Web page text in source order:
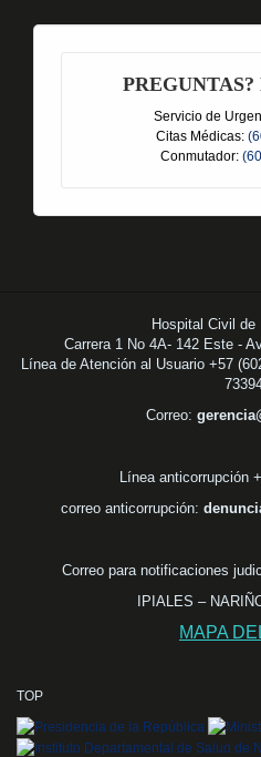
Servicio de
Citas Médicas:
Conmutador:
Hospital Civil
Carrera 1 No 4A- 142 Este -
Línea de Atención al Usuario +57
Correo:
Línea anticorrupción
correo anticorrupción:
Correo para notificaciones
IPIALES –
MAPA
TOP